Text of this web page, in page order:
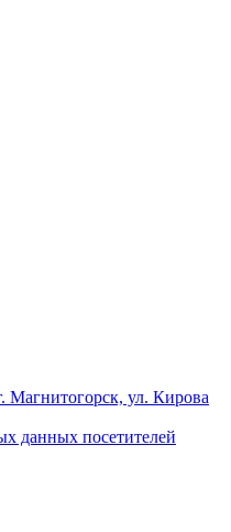
Магнитогорск, ул. Кирова
данных посетителей